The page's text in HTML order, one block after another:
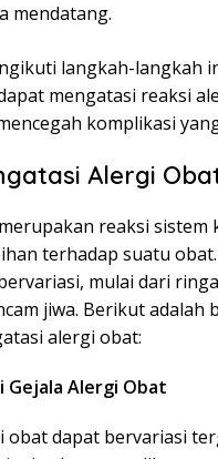
mendatang.
langkah-langkah
mengatasi reaksi
komplikasi
Alergi
reaksi sistem
terhadap suatu
mulai dari
jiwa. Berikut adalah
alergi obat:
Gejala Alergi Obat
obat dapat bervariasi